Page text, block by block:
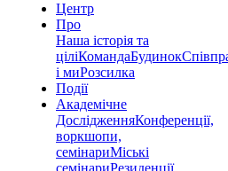
Центр
Про
Наша історія та
ціліКомандаБудинок
і миРозсилка
Події
Академічне
ДослідженняКонференції,
воркшопи,
семінариМіські
семінариРезиденції